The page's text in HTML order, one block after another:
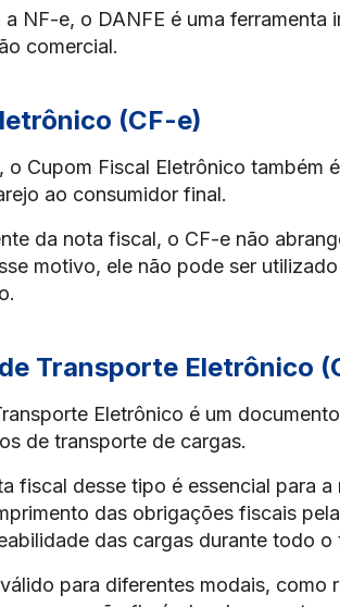
NF-e, o DANFE é uma ferramenta
comercial.
(CF-e)
o Cupom Fiscal Eletrônico também
ao consumidor final.
da nota fiscal, o CF-e não
motivo, ele não pode ser
Transporte Eletrônico
Eletrônico é um
de transporte de cargas.
fiscal desse tipo é essencial para
das obrigações fiscais
das cargas durante todo o
para diferentes modais, como